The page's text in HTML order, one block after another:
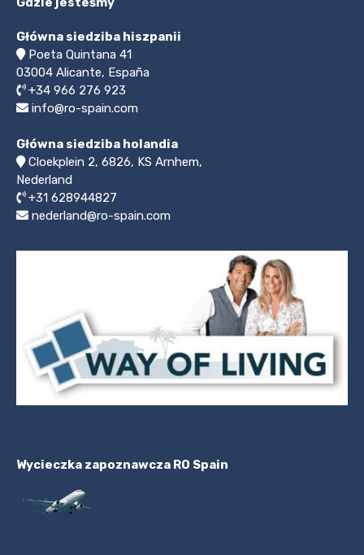
Główna siedziba hiszpanii
Poeta Quintana 41
03004 Alicante, España
+34 966 276 923
info@ro-spain.com
Główna siedziba holandia
Cloekplein 2, 6826, KS Arnhem,
Nederland
+31 628944827
nederland@ro-spain.com
Wycieczka zapoznawcza RO Spain